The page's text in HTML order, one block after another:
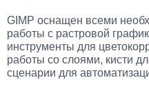
GIMP оснащен всеми
работы с растровой
инструменты для
работы со слоями, кисти
сценарии для